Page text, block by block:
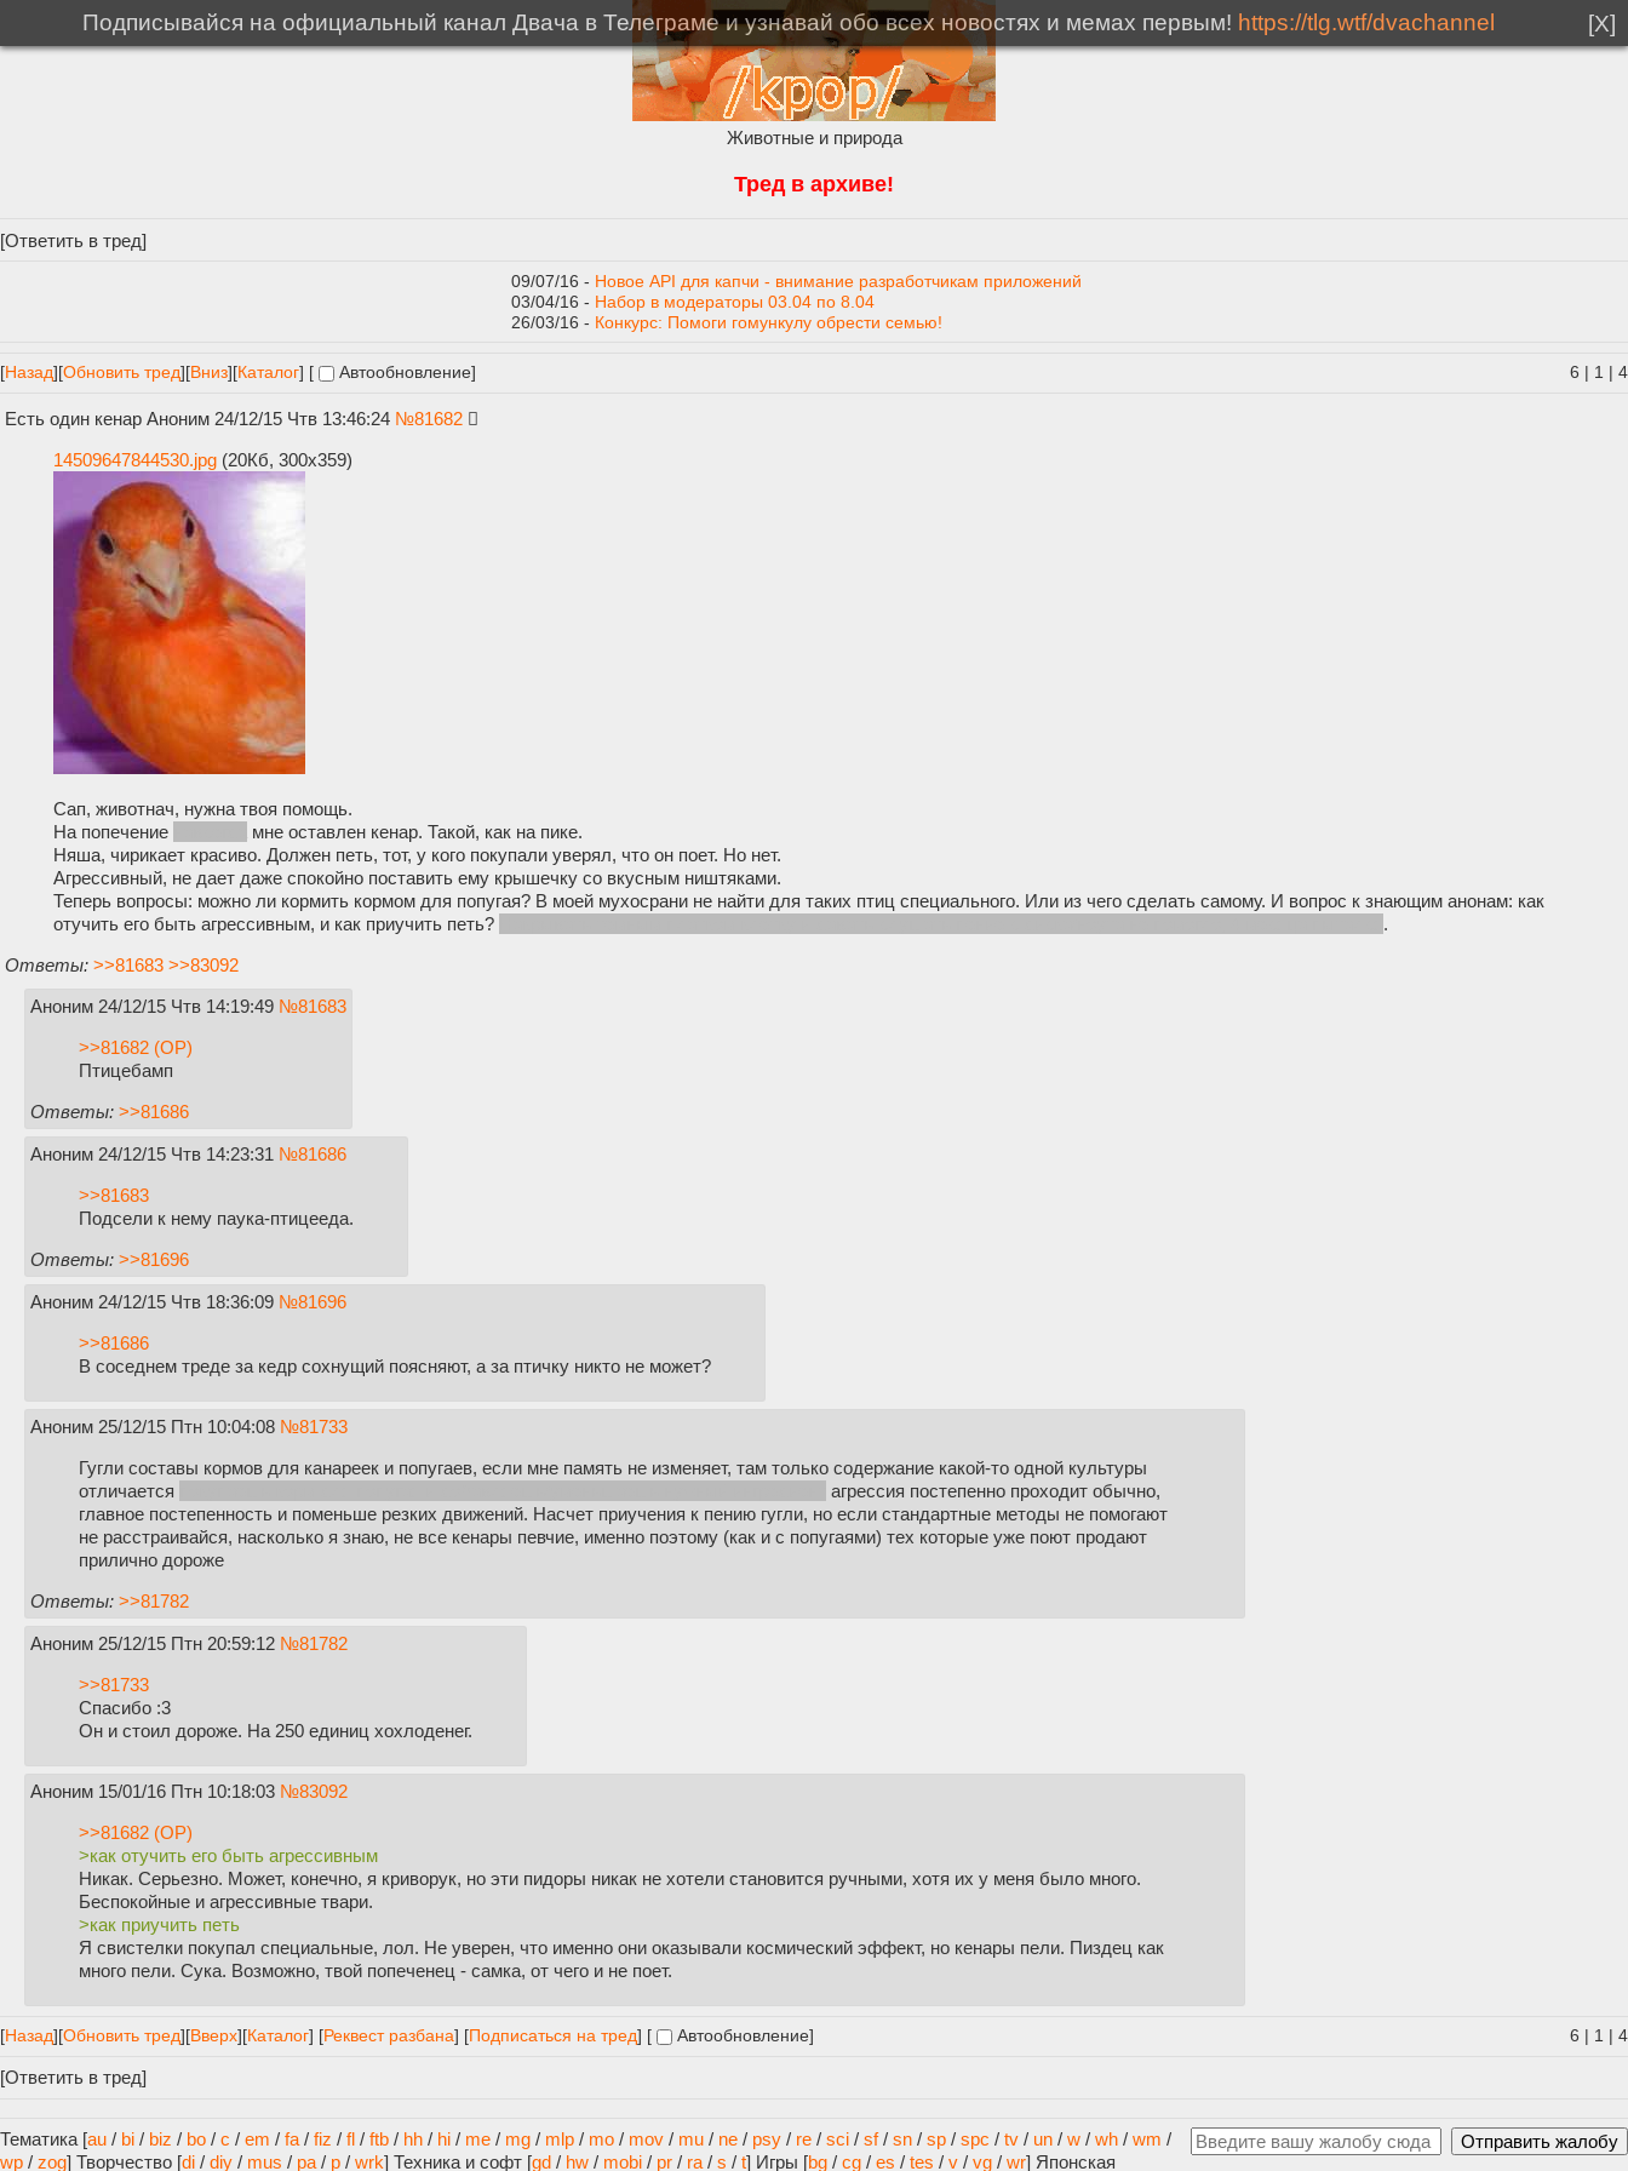
Животные и природа
Тред в архиве!
[Ответить в тред]
09/07/16 - Новое API для капчи - внимание разработчикам приложений
03/04/16 - Набор в модераторы 03.04 по 8.04
26/03/16 - Конкурс: Помоги гомункулу обрести семью!
[Назад] [Обновить тред] [Вниз][Каталог] [ Автообновление] 6 1 4
Есть один кенар Аноним 24/12/15 Чтв 13:46:24 №81682
14509647844530.jpg (20Кб, 300x359)
Сап, животнач, нужна твоя помощь.
На попечение
мне оставлен кенар. Такой, как на пике.
Няша, чирикает красиво. Должен петь, тот, у кого покупали уверял, что он поет. Но нет.
Агрессивный, не дает даже спокойно поставить ему крышечку со вкусным ништяками.
Теперь вопросы: можно ли кормить кормом для попугая? В моей мухосрани не найти для таких птиц специального. Или из чего сделать самому. И вопрос к знающим анонам: как
отучить его быть агрессивным, и как приучить петь?
.
Ответы: >>81683 >>83092
Аноним 24/12/15 Чтв 14:19:49 №81683
>>81682 (OP)
Птицебамп
Ответы: >>81686
Аноним 24/12/15 Чтв 14:23:31 №81686
>>81683
Подсели к нему паука-птицееда.
Ответы: >>81696
Аноним 24/12/15 Чтв 18:36:09 №81696
>>81686
В соседнем треде за кедр сохнущий поясняют, а за птичку никто не может?
Аноним 25/12/15 Птн 10:04:08 №81733
Гугли составы кормов для канареек и попугаев, если мне память не изменяет, там только содержание какой-то одной культуры
отличается
агрессия постепенно проходит обычно,
главное постепенность и поменьше резких движений. Насчет приучения к пению гугли, но если стандартные методы не помогают
не расстраивайся, насколько я знаю, не все кенары певчие, именно поэтому (как и с попугаями) тех которые уже поют продают
прилично дороже
Ответы: >>81782
Аноним 25/12/15 Птн 20:59:12 №81782
>>81733
Спасибо :3
Он и стоил дороже. На 250 единиц хохлоденег.
Аноним 15/01/16 Птн 10:18:03 №83092
>>81682 (OP)
>как отучить его быть агрессивным
Никак. Серьезно. Может, конечно, я криворук, но эти пидоры никак не хотели становится ручными, хотя их у меня было много.
Беспокойные и агрессивные твари.
>как приучить петь
Я свистелки покупал специальные, лол. Не уверен, что именно они оказывали космический эффект, но кенары пели. Пиздец как
много пели. Сука. Возможно, твой попеченец - самка, от чего и не поет.
[Назад] [Обновить тред] [Вверх][Каталог] [Реквест разбана] [Подписаться на тред] [ Автообновление] 6 1 4
[Ответить в тред]
Тематика [au / bi / biz / bo / c / em / fa / fiz / fl / ftb / hh / hi / me / mg / mlp / mo / mov / mu / ne / psy / re / sci / sf/ sn / sp / spc / tv / un / w / wh / wm /
wp / zog] Творчество [di / diy / mus / pa / p / wrk] Техника и софт [gd / hw / mobi / pr / ra / s / t] Игры [bg / cg / es / tes / v / vg / wr] Японская
Подписывайся на официальный канал Двача в Телеграме и узнавай обо всех новостях и мемах первым! https://tlg.wtf/dvachannel [X]